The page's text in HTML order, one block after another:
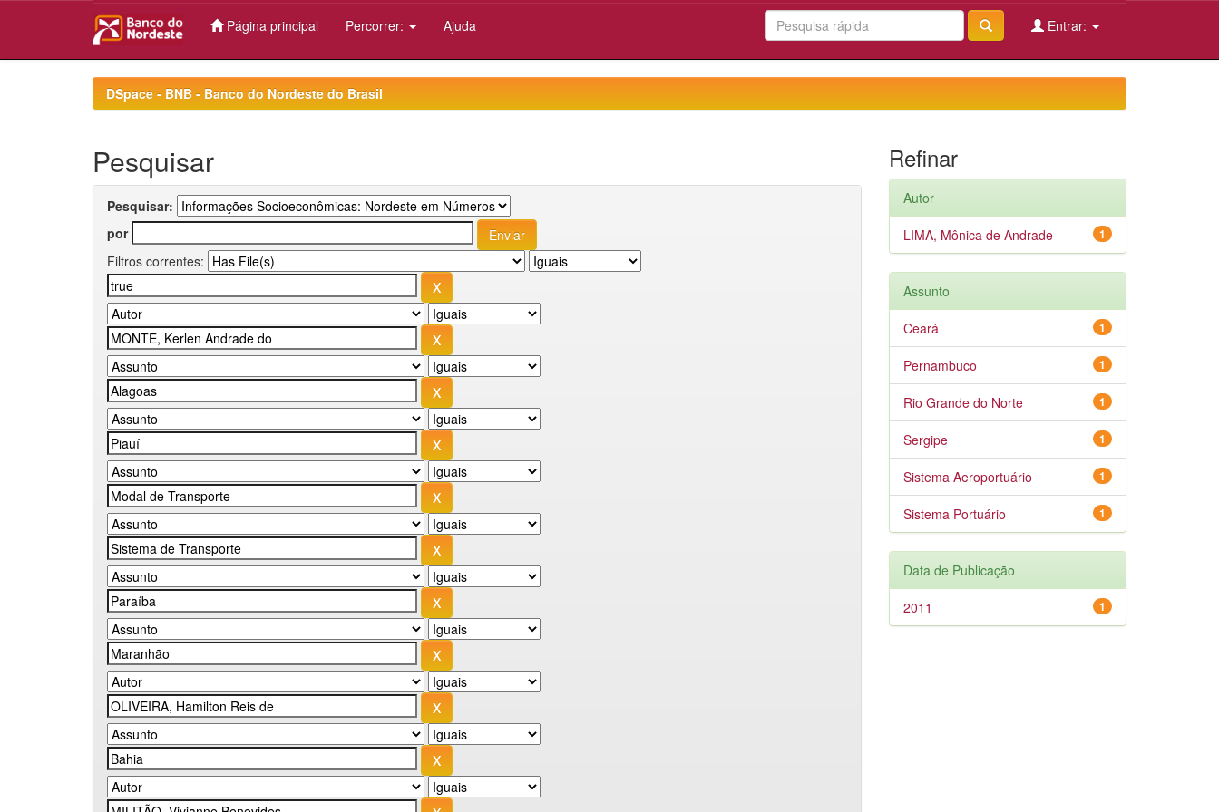
Página principal Percorrer: Ajuda Entrar:
DSpace - BNB - Banco do Nordeste do Brasil
Pesquisar
Pesquisar:
por
Filtros correntes:
Refinar
Autor
1
LIMA, Mônica de Andrade
Assunto
1
Ceará
1
Pernambuco
1
Rio Grande do Norte
1
Sergipe
1
Sistema Aeroportuário
1
Sistema Portuário
Data de Publicação
1
2011